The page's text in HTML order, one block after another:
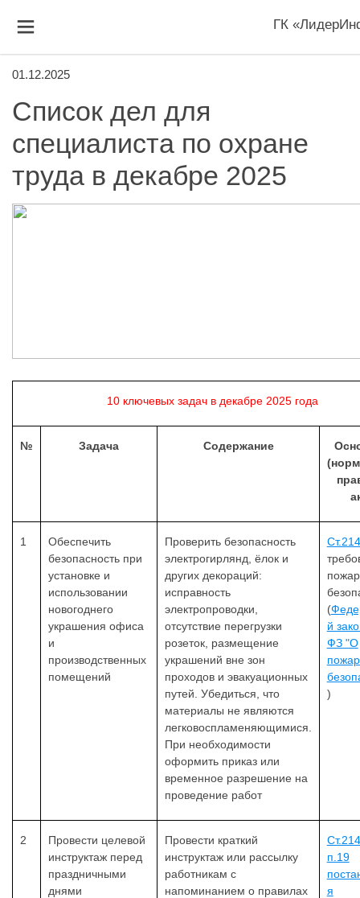
ГК
01.12.2025
Список дел для
специалиста по охране
труда в декабре 2025
10 ключевых задач в декабре 2025 года
№ Задача Содержание
1
Обеспечить
безопасность при
установке и
использовании
новогоднего
украшения офиса
и
производственных
помещений
Проверить безопасность
электрогирлянд, ёлок и
других декораций:
исправность
электропроводки,
отсутствие перегрузки
розеток, размещение
украшений вне зон
проходов и эвакуационных
путей. Убедиться, что
материалы не являются
легковоспламеняющимися.
При необходимости
оформить приказ или
временное разрешение на
проведение работ
(
й
ФЗ "О
)
2
Провести целевой
инструктаж перед
праздничными
днями
Провести краткий
инструктаж или рассылку
работникам с
напоминанием о правилах
п.19
я